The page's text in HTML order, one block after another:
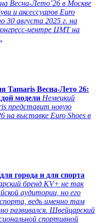
Весна-Лето’26 в Москве
и аксессуаров Euro
30 августа 2025 г. на
центре ЦМТ на
Tamaris Весна-Лето 26:
модели Немецкий
представит новую
на выставке Euro Shoes в
города и для спорта
бренд KV+ не так
аудитории, но его
ведь именно там
развивался. Швейцарский
спортивной